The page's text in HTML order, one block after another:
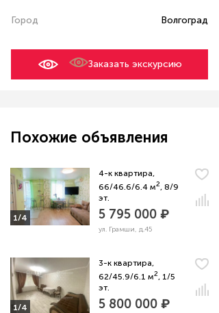
Город Волгоград
Заказать экскурсию
Похожие объявления
1/4
4-к квартира,
66/46.6/6.4 м2, 8/9
эт.
5 795 000 ₽
ул. Грамши, д.45
1/4
3-к квартира,
62/45.9/6.1 м2, 1/5
эт.
5 800 000 ₽